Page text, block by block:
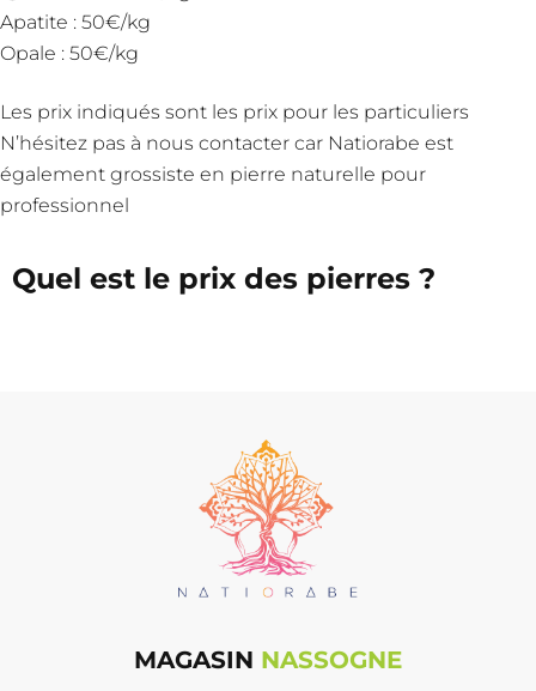
Apatite : 50€/kg
Opale : 50€/kg
Les prix indiqués sont les prix pour les particuliers
N’hésitez pas à nous contacter car Natiorabe est
également grossiste en pierre naturelle pour
professionnel
Quel est le prix des pierres ?
MAGASIN NASSOGNE